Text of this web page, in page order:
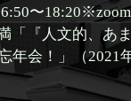
〜
「『人文的、
年会！」（2021